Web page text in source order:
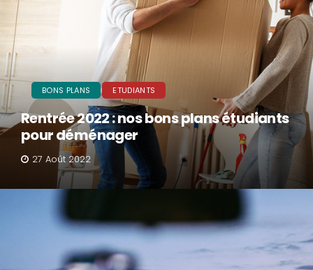
BONS PLANS ETUDIANTS
Rentrée 2022 : nos bons plans étudiants
pour déménager
27 Août 2022